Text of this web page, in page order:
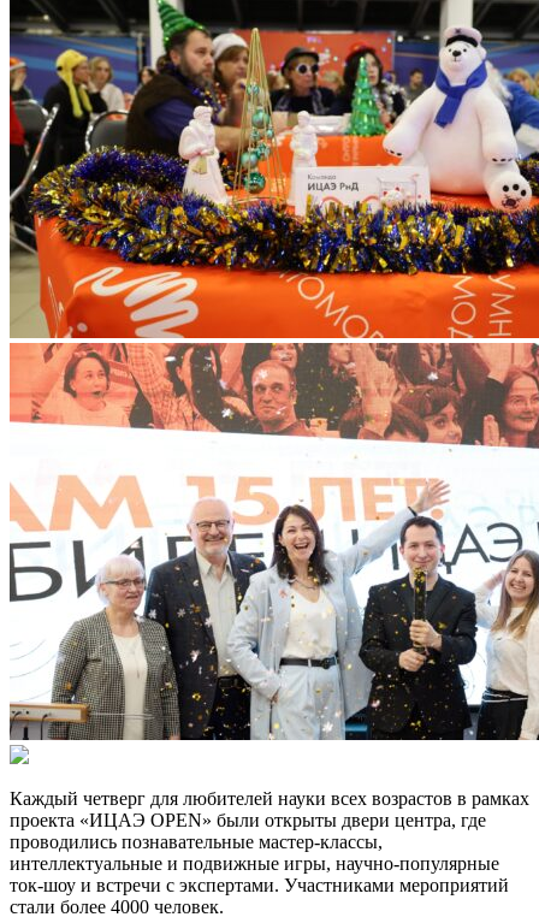
Каждый четверг для любителей науки всех возрастов в рамках
проекта «ИЦАЭ OPEN» были открыты двери центра, где
проводились познавательные мастер-классы,
интеллектуальные и подвижные игры, научно-популярные
ток-шоу и встречи с экспертами. Участниками мероприятий
стали более 4000 человек.